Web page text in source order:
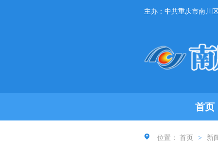
主办：中共重庆市南川
首页
位置： 首页 > 新